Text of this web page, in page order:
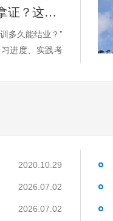
无人机培训多久才能拿证？这些因素影响你的学习周期
多久能结业？”
进度、实践考
2020.10.29
2026.07.02
2026.07.02